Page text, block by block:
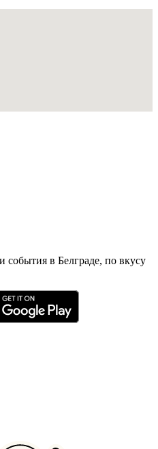
в Белграде, по вкусу